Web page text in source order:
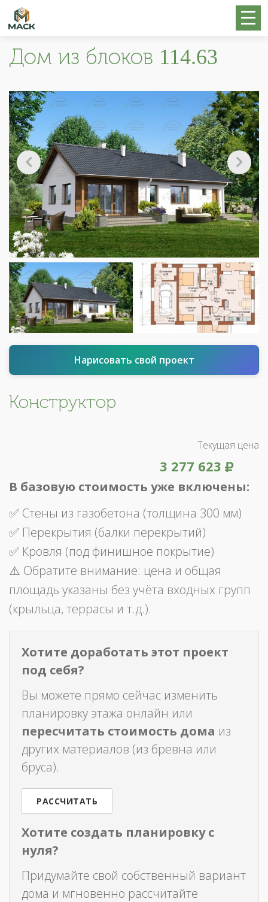
Дом из блоков 114.63
Нарисовать свой проект
Конструктор
Текущая цена
3 277 623
В базовую стоимость уже включены:
✅ Стены из газобетона (толщина 300 мм)
✅ Перекрытия (балки перекрытий)
✅ Кровля (под финишное покрытие)
⚠️ Обратите внимание: цена и общая
площадь указаны без учёта входных групп
(крыльца, террасы и т.д.).
Хотите доработать этот проект
под себя?
Вы можете прямо сейчас изменить
планировку этажа онлайн или
пересчитать стоимость дома из
других материалов (из бревна или
бруса).
РАССЧИТАТЬ
Хотите создать планировку с
нуля?
Придумайте свой собственный вариант
дома и мгновенно рассчитайте